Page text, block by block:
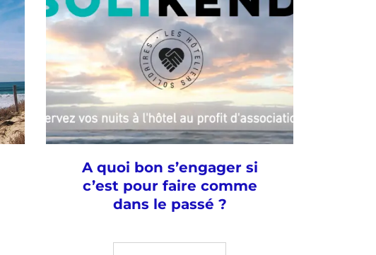
A quoi bon s’engager si
c’est pour faire comme
dans le passé ?